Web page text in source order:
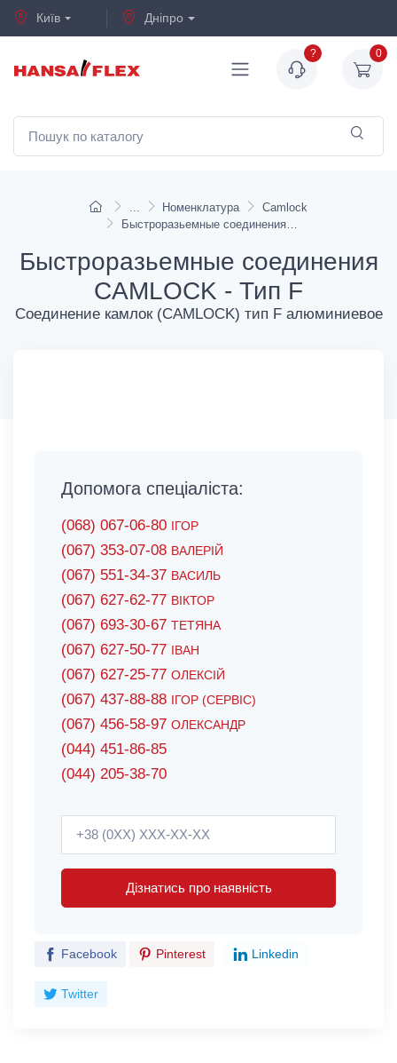
Київ Дніпро
? 0
Номенклатура
Camlock
Быстроразьемные соединения CAMLOCK - Тип F
Быстроразьемные соединения
CAMLOCK - Тип F
Соединение камлок (CAMLOCK) тип F алюминиевое
Допомога спеціаліста:
(068) 067-06-80 ІГОР
(067) 353-07-08 ВАЛЕРІЙ
(067) 551-34-37 ВАСИЛЬ
(067) 627-62-77 ВІКТОР
(067) 693-30-67 ТЕТЯНА
(067) 627-50-77 ІВАН
(067) 627-25-77 ОЛЕКСІЙ
(067) 437-88-88 ІГОР (СЕРВІС)
(067) 456-58-97 ОЛЕКСАНДР
(044) 451-86-85
(044) 205-38-70
Дізнатись про наявність
Facebook Pinterest Linkedin
Twitter